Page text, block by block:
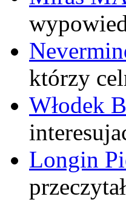
którzy
Włodek
Longin